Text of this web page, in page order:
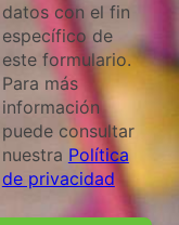
datos con el fin
específico de
este formulario.
Para más
información
puede consultar
nuestra Política
de privacidad